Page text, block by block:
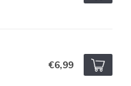
€6,99